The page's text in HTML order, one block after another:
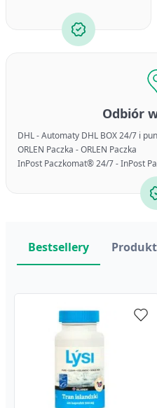
Odbiór
DHL - Automaty DHL BOX 24/7 i
ORLEN Paczka - ORLEN Paczka
InPost Paczkomat® 24/7 - InPost
Bestsellery